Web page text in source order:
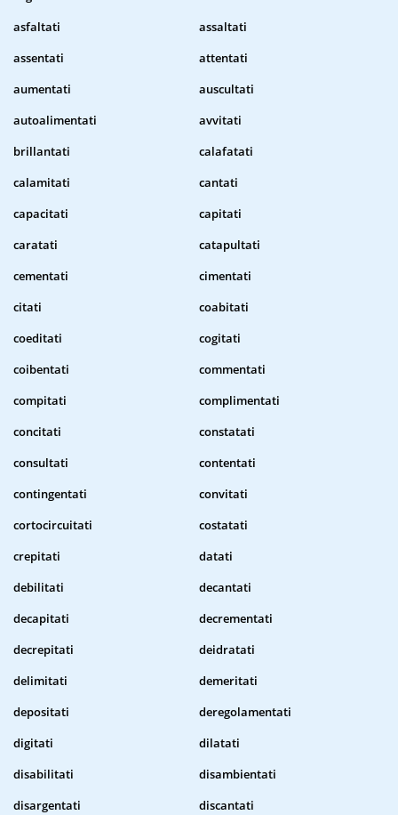
asfaltati
assaltati
assentati
attentati
aumentati
auscultati
autoalimentati
avvitati
brillantati
calafatati
calamitati
cantati
capacitati
capitati
caratati
catapultati
cementati
cimentati
citati
coabitati
coeditati
cogitati
coibentati
commentati
compitati
complimentati
concitati
constatati
consultati
contentati
contingentati
convitati
cortocircuitati
costatati
crepitati
datati
debilitati
decantati
decapitati
decrementati
decrepitati
deidratati
delimitati
demeritati
depositati
deregolamentati
digitati
dilatati
disabilitati
disambientati
disargentati
discantati